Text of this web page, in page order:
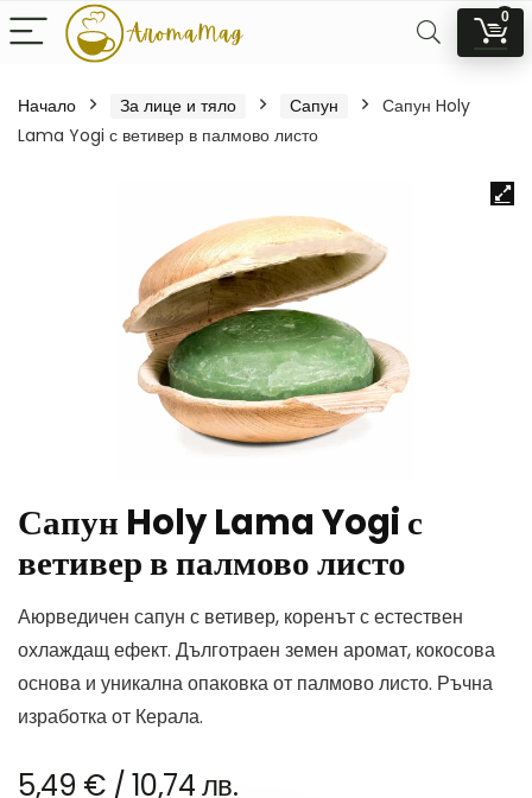
0
Начало За лице и тяло Сапун
Сапун Holy
Lama Yogi с ветивер в палмово листо
Сапун Holy Lama Yogi с
ветивер в палмово листо
Аюрведичен сапун с ветивер, коренът с естествен
охлаждащ ефект. Дълготраен земен аромат, кокосова
основа и уникална опаковка от палмово листо. Ръчна
изработка от Керала.
5,49 € / 10,74 лв.